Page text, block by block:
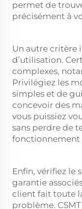
permet de
précisément à
Un autre critère
d’utilisation.
complexes,
Privilégiez les
simples et de
concevoir des
vous puissiez
sans perdre de
fonctionnement
Enfin, vérifiez le
garantie
client fait toute
problème.